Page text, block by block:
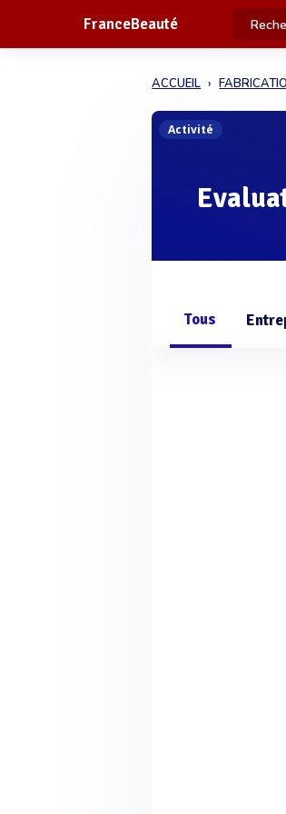
FranceBeauté
ACCUEIL
Activité
Tous